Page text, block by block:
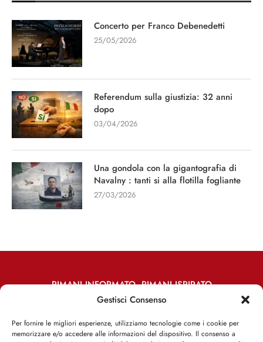
Gestisci Consenso
Per fornire le migliori esperienze, utilizziamo tecnologie come i cookie per
memorizzare e/o accedere alle informazioni del dispositivo. Il consenso a
Concerto per Franco Debenedetti
25/05/2026
Referendum sulla giustizia: 32 anni
dopo
03/04/2026
Una gondola con la gigantografia di
Navalny : tanti si alla flotilla fogliante
27/03/2026
RIMANI INFORMATO, RIMANI ISPIRATO
Iscriviti alla Newsletter